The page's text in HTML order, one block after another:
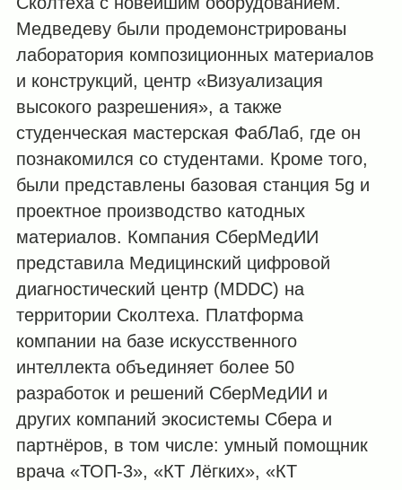
Медведеву были продемонстрированы
лаборатория композиционных материалов
и конструкций, центр «Визуализация
высокого разрешения», а также
студенческая мастерская ФабЛаб, где он
познакомился со студентами. Кроме того,
были представлены базовая станция 5g и
проектное производство катодных
материалов. Компания СберМедИИ
представила Медицинский цифровой
диагностический центр (MDDC) на
территории Сколтеха. Платформа
компании на базе искусственного
интеллекта объединяет более 50
разработок и решений СберМедИИ и
других компаний экосистемы Сбера и
партнёров, в том числе: умный помощник
врача «ТОП-3», «КТ Лёгких», «КТ